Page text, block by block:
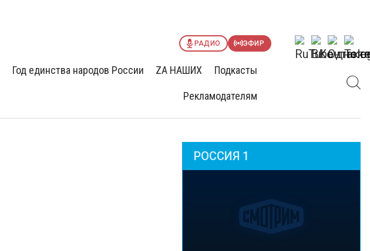
РАДИО ЭФИР
Год единства народов России ZА НАШИХ Подкасты
Рекламодателям
РОССИЯ 1